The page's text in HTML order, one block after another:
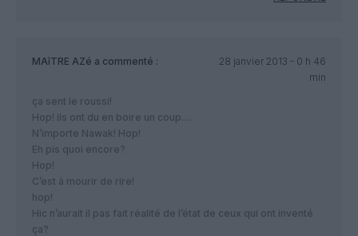
MAîTRE AZé a commenté :
28 janvier 2013 - 0 h 46
min
ça sent le roussi!
Hop! ils ont du en boire un coup….
N’importe Nawak! Hop!
Eh pis quoi encore?
Hop!
C’est à mourir de rire!
hop!
Hic n’aurait il pas fait réalité de l’état de ceux qui ont inventé
ça?